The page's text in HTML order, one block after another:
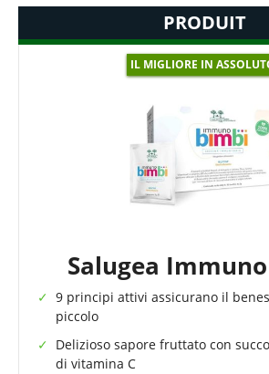
PRODUIT
IL MIGLIORE IN
Salugea
9 principi attivi assicurano il
piccolo
Delizioso sapore fruttato con
di vitamina C